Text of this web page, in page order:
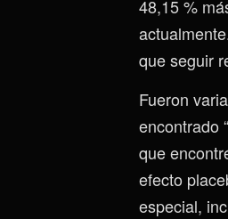
48,15 %
que seguir
Fueron
encontrado
que
efecto
especial,